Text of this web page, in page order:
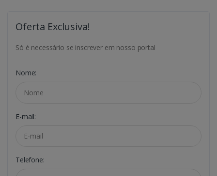
Oferta Exclusiva!
Só é necessário se inscrever em nosso portal
Nome:
E-mail:
Telefone: